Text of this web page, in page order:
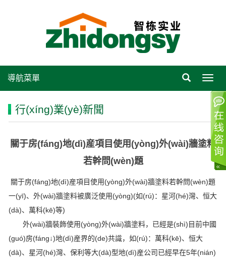
導航菜單
行(xíng)業(yè)新聞
關于房(fáng)地(dì)産項目使用(yòng)外(wài)牆塗料
若幹問(wèn)題
關于房(fáng)地(dì)産項目使用(yòng)外(wài)牆塗料若幹問(wèn)題
一(yī)、外(wài)牆塗料被廣泛使用(yòng)(如(rú)：星河(hé)灣、恒大
(dà)、萬科(kē)等)
外(wài)牆裝飾使用(yòng)外(wài)牆塗料，已經是(shì)目前中國
(guó)房(fáng↓)地(dì)産界的(de)共識，如(rú)：萬科(kē)、恒大
(dà)、星河(hé)灣、保利等大(dà)型地(dì)産公司已經早在5年(nián)